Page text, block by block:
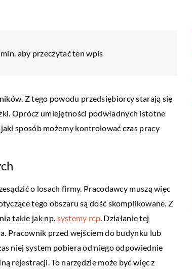
aby przeczytać ten wpis
Z tego powodu przedsiębiorcy starają się
Oprócz umiejętności podwładnych istotne
sposób możemy kontrolować czas pracy
o losach firmy. Pracodawcy muszą więc
tego obszaru są dość skomplikowane. Z
takie jak np. systemy rcp. Działanie tej
Pracownik przed wejściem do budynku lub
niej system pobiera od niego odpowiednie
rejestracji. To narzędzie może być więc z
DLA DOMU I OGRODU
Na jaki narożnik się zdecydować?
Rynek meblowy z roku na rok coraz bardziej